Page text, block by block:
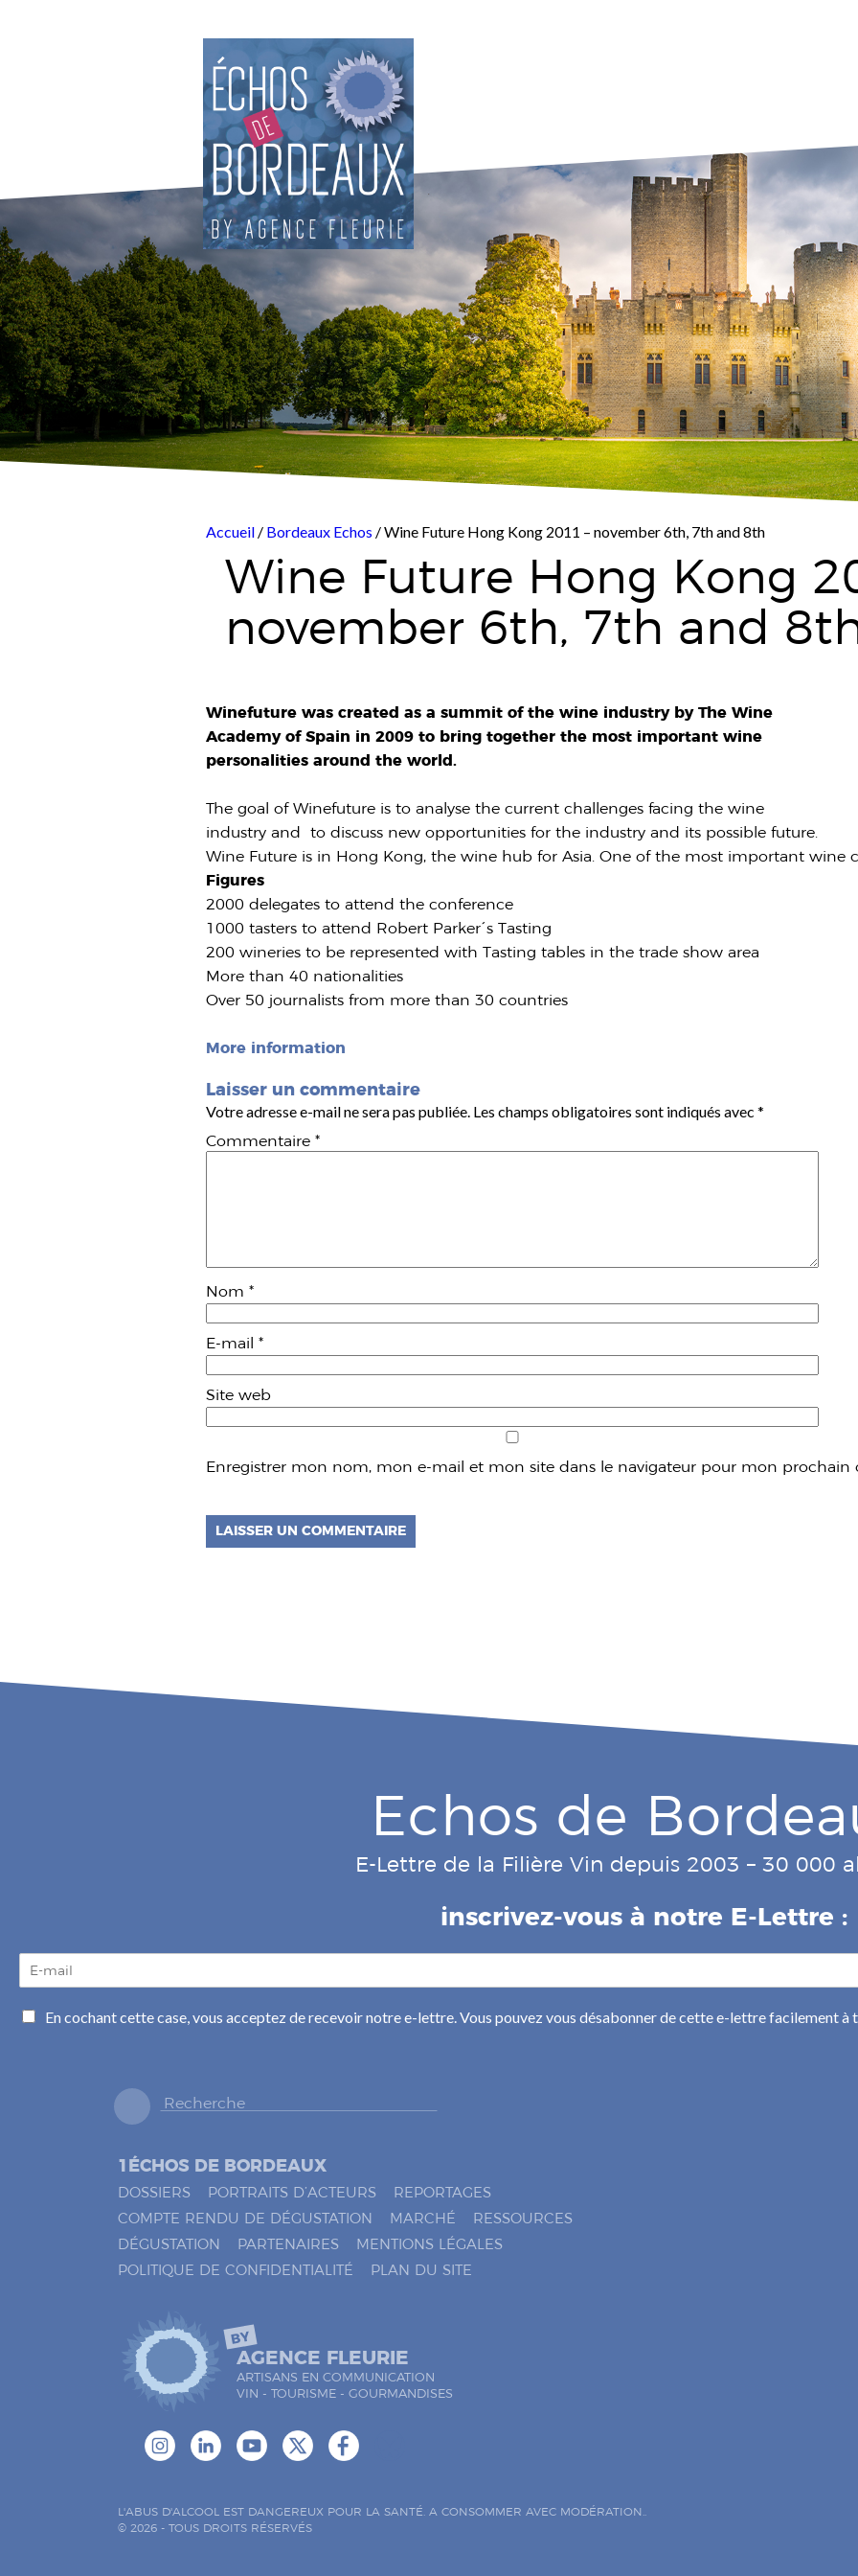
Accueil / Bordeaux Echos / Wine Future Hong Kong 2011 – november 6th, 7th and 8th
Wine Future Hong Kong
november 6th, 7th and
Winefuture was created as a summit of the wine industry by The Wine
Academy of Spain in 2009 to bring together the most important wine
personalities around the world.
The goal of Winefuture is to analyse the current challenges facing the wine
industry and to discuss new opportunities for the industry and its possible future.
Wine Future is in Hong Kong, the wine hub for Asia. One of the most important wine
Figures
2000 delegates to attend the conference
1000 tasters to attend Robert Parker´s Tasting
200 wineries to be represented with Tasting tables in the trade show area
More than 40 nationalities
Over 50 journalists from more than 30 countries
More information
Laisser un commentaire
Votre adresse e-mail ne sera pas publiée. Les champs obligatoires sont indiqués avec*
Commentaire*
Nom*
E-mail*
Site web
Enregistrer mon nom, mon e-mail et mon site dans le navigateur pour mon prochain
Echos de
E-Lettre de la Filière Vin depuis 2003 – 30 000
inscrivez-vous à notre E-Lettre :
a
C
En cochant cette case, vous acceptez de recevoir notre e-lettre. Vous pouvez vous désabonner de cette e-lettre facilement à
1ÉCHOS DE BORDEAUX
DOSSIERS PORTRAITS D’ACTEURS
REPORTAGES
COMPTE RENDU DE DÉGUSTATION
MARCHÉ
RESSOURCES
DÉGUSTATION
PARTENAIRES
MENTIONS LÉGALES
POLITIQUE DE CONFIDENTIALITÉ
PLAN DU SITE
BY
AGENCE FLEURIE
ARTISANS EN COMMUNICATION
VIN - TOURISME - GOURMANDISES
L'ABUS D'ALCOOL EST DANGEREUX POUR LA SANTÉ. A CONSOMMER AVEC MODÉRATION..
© 2026 - TOUS DROITS RÉSERVÉS